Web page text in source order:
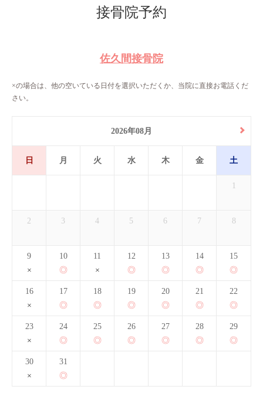
接骨院予約
佐久間接骨院
×の場合は、他の空いている日付を選択いただくか、当院に直接お電話くだ
さい。
2026年08月
日 月 火 水 木 金 土
1
2 3 4 5 6 7 8
9 10 11 12 13 14 15
16 17 18 19 20 21 22
23 24 25 26 27 28 29
30 31